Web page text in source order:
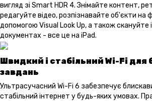
вигляд зі Smart HDR 4. Знімайте контент,
редагуйте відео, розпізнавайте об'єкти на
допомогою Visual Look Up, а також скануйте
документах - все це на iPad.
Швидкий і стабільний Wi-Fi для
завдань
Ультрасучасний Wi-Fi 6 забезпечує
стабільний інтернет у будь-яких умовах.